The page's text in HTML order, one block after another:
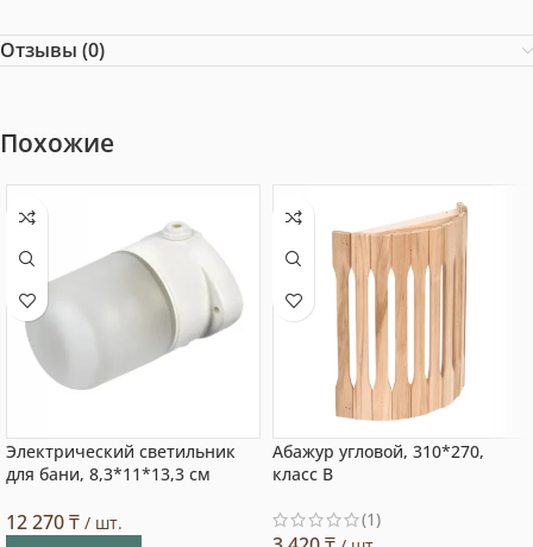
Отзывы (0)
Похожие
Электрический светильник
для бани, 8,3*11*13,3 см
12 270₸ / шт.
Абажур угловой, 310*270,
класс В
(1)